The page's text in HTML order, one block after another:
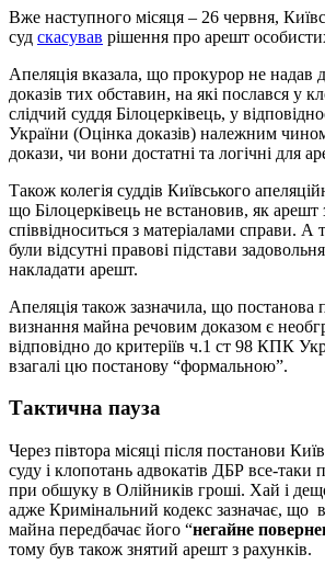
Вже наступного місяця – 26 червня,
суд скасував рішення про арешт
Апеляція вказала, що прокурор не надав
доказів тих обставин, на які послався у
слідчий суддя Білоцерківець, у
України (Оцінка доказів) належним
докази, чи вони достатні та логічні для
Також колегія суддів Київського
що Білоцерківець не встановив, як
співвідноситься з матеріалами справи. А
були відсутні правові підстави
накладати арешт.
Апеляція також зазначила, що постанова
визнання майна речовим доказом є
відповідно до критеріїв ч.1 ст 98 КПК
взагалі цю постанову “формальною”.
Тактична пауза
Через півтора місяці після постанови
суду і клопотань адвокатів ДБР все-таки
при обшуку в Олійників гроші. Хай і
адже Кримінальний кодекс зазначає, що
майна передбачає його “негайне
тому був також знятий арешт з рахунків.